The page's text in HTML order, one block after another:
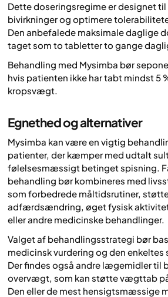
Dette doseringsregime er designet
bivirkninger og optimere
Den anbefalede maksimale daglige
taget som to tabletter to gange
Behandling med Mysimba bør
hvis patienten ikke har tabt mindst 5
kropsvægt.
Egnethed og alternativer
Mysimba kan være en vigtig
patienter, der kæmper med udtalt
følelsesmæssigt betinget spisning.
behandling bør kombineres med
som forbedrede måltidsrutiner,
adfærdsændring, øget fysisk
eller andre medicinske behandlinger.
Valget af behandlingsstrategi bør
medicinsk vurdering og den enkeltes
Der findes også andre lægemidler til
overvægt, som kan støtte vægttab
Den eller de mest hensigtsmæssige